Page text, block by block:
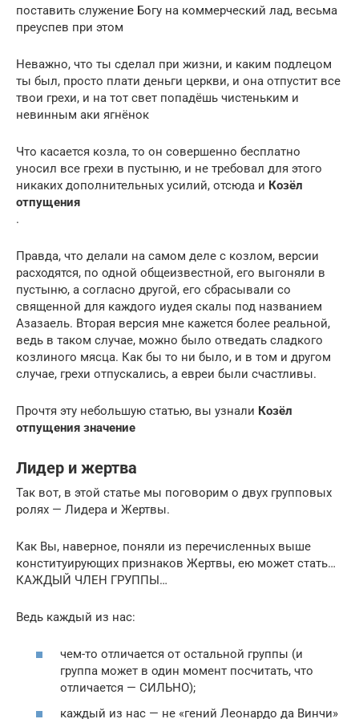
поставить служение Богу на коммерческий лад, весьма
преуспев при этом
Неважно, что ты сделал при жизни, и каким подлецом
ты был, просто плати деньги церкви, и она отпустит все
твои грехи, и на тот свет попадёшь чистеньким и
невинным аки ягнёнок
Что касается козла, то он совершенно бесплатно
уносил все грехи в пустыню, и не требовал для этого
никаких дополнительных усилий, отсюда и Козёл
отпущения
.
Правда, что делали на самом деле с козлом, версии
расходятся, по одной общеизвестной, его выгоняли в
пустыню, а согласно другой, его сбрасывали со
священной для каждого иудея скалы под названием
Азазаель. Вторая версия мне кажется более реальной,
ведь в таком случае, можно было отведать сладкого
козлиного мясца. Как бы то ни было, и в том и другом
случае, грехи отпускались, а евреи были счастливы.
Прочтя эту небольшую статью, вы узнали Козёл
отпущения значение
Лидер и жертва
Так вот, в этой статье мы поговорим о двух групповых
ролях — Лидера и Жертвы.
Как Вы, наверное, поняли из перечисленных выше
конституирующих признаков Жертвы, ею может стать…
КАЖДЫЙ ЧЛЕН ГРУППЫ…
Ведь каждый из нас:
чем-то отличается от остальной группы (и
группа может в один момент посчитать, что
отли­чается — СИЛЬНО);
каждый из нас — не «гений Леонардо да Винчи»